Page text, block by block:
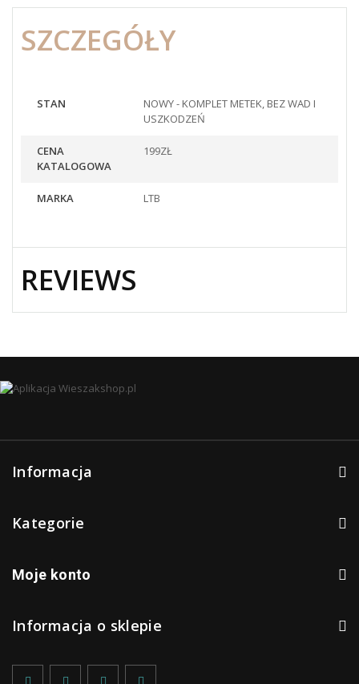
SZCZEGÓŁY
STAN
NOWY - KOMPLET METEK, BEZ WAD I
USZKODZEŃ
CENA
KATALOGOWA
199ZŁ
MARKA LTB
REVIEWS
Informacja
Kategorie
Moje konto
Informacja o sklepie